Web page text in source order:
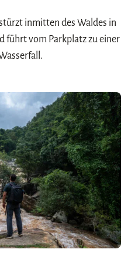
inmitten des Waldes in
führt vom Parkplatz zu einer